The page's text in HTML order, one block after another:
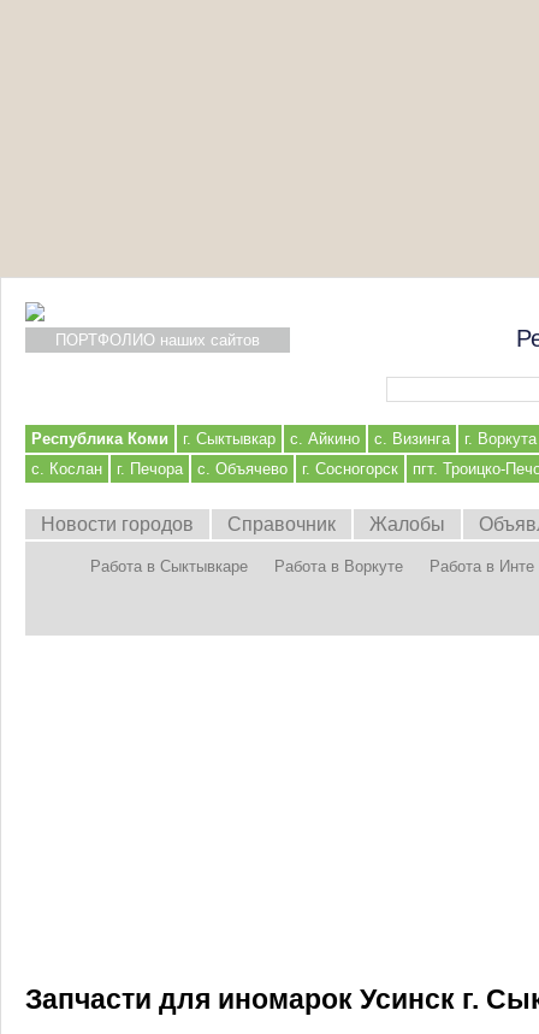
ПОРТФОЛИО наших сайтов
Республика Коми г. Сыктывкар с. Айкино с. Визинга
г. Воркута
с. Кослан
г. Печора с. Объячево г. Сосногорск пгт. Троицко-
Новости городов Справочник Жалобы
Работа в Сыктывкаре Работа в Воркуте Работа в Инте
Запчасти для иномарок Усинск г.